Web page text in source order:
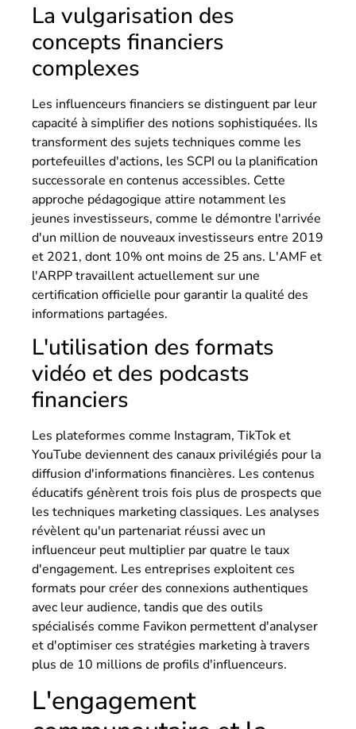
La vulgarisation des
concepts financiers
complexes
Les influenceurs financiers se distinguent par leur
capacité à simplifier des notions sophistiquées. Ils
transforment des sujets techniques comme les
portefeuilles d'actions, les SCPI ou la planification
successorale en contenus accessibles. Cette
approche pédagogique attire notamment les
jeunes investisseurs, comme le démontre l'arrivée
d'un million de nouveaux investisseurs entre 2019
et 2021, dont 10% ont moins de 25 ans. L'AMF et
l'ARPP travaillent actuellement sur une
certification officielle pour garantir la qualité des
informations partagées.
L'utilisation des formats
vidéo et des podcasts
financiers
Les plateformes comme Instagram, TikTok et
YouTube deviennent des canaux privilégiés pour la
diffusion d'informations financières. Les contenus
éducatifs génèrent trois fois plus de prospects que
les techniques marketing classiques. Les analyses
révèlent qu'un partenariat réussi avec un
influenceur peut multiplier par quatre le taux
d'engagement. Les entreprises exploitent ces
formats pour créer des connexions authentiques
avec leur audience, tandis que des outils
spécialisés comme Favikon permettent d'analyser
et d'optimiser ces stratégies marketing à travers
plus de 10 millions de profils d'influenceurs.
L'engagement